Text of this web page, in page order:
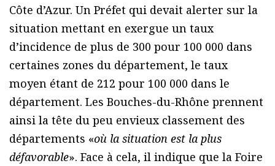
Côte d’Azur. Un Préfet qui devait alerter sur la
situation mettant en exergue un taux
d’incidence de plus de 300 pour 100 000 dans
certaines zones du département, le taux
moyen étant de 212 pour 100 000 dans le
département. Les Bouches-du-Rhône prennent
ainsi la tête du peu envieux classement des
départements «où la situation est la plus
défavorable». Face à cela, il indique que la Foire